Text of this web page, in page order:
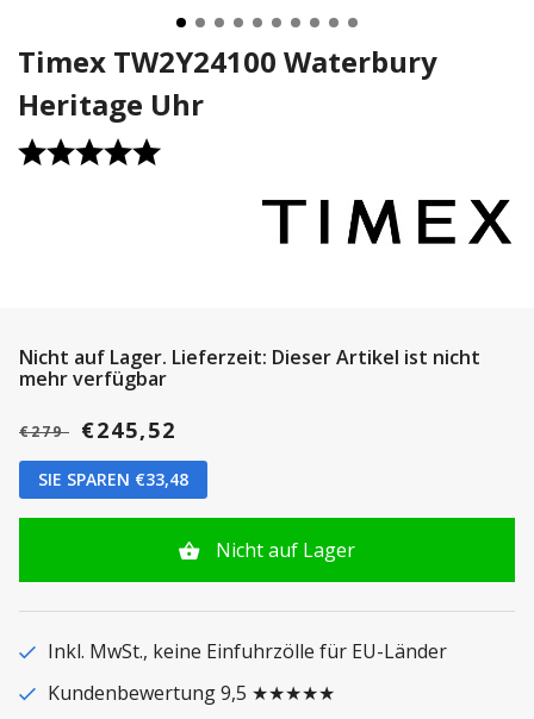
Timex TW2Y24100 Waterbury
Heritage Uhr
Nicht auf Lager. Lieferzeit: Dieser Artikel ist nicht
mehr verfügbar
€279 €245,52
SIE SPAREN €33,48
Nicht auf Lager
Inkl. MwSt., keine Einfuhrzölle für EU-Länder
Kundenbewertung 9,5 ★★★★★